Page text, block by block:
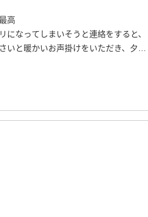
食後のコーヒーや飲み物など、お好み
れることをおすすめします。
ました。家族の素晴らしい思い出にな
voice/7686?
高
になってしまいそうと連絡をすると、
いと暖かいお声掛けをいただき、夕
があればぜひ利用させていただきたい
voice/7686?